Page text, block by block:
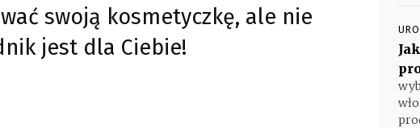
swoją kosmetyczkę, ale nie
jest dla Ciebie!